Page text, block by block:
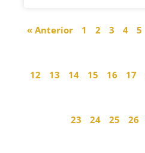
« Anterior 1 2 3 4 5
12 13 14 15 16 17
23 24 25 26